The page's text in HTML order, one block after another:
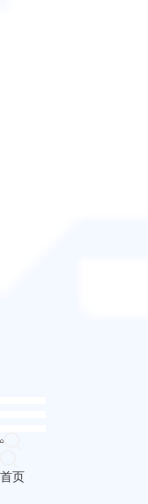
首页